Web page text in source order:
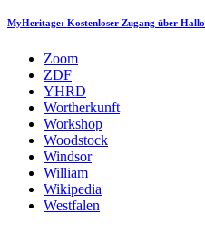
MyHeritage: Kostenloser Zugang über
Zoom
ZDF
YHRD
Wortherkunft
Workshop
Woodstock
Windsor
William
Wikipedia
Westfalen